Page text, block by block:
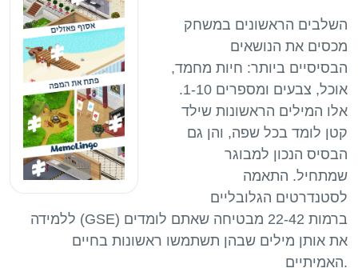
השלבים הראשונים במשחק
מכסים את הנושאים
הבסיסיים ביותר: חיות מחמד,
אוכל, צבעים ומספרים 1-10.
אלו המילים הראשונות שילד
קטן לומד בכל שפה, והן גם
הבסיס הנכון למבוגר
שמתחיל. התאמה
לסטנדרטים הגלובליים
ללמידה (GSE) ברמות 22-42 מבטיחה שאתם לומדים
את אותן מילים שבהן תשתמשו ראשונות בחיים